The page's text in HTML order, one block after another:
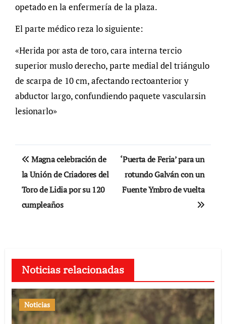
opetado en la enfermería de la plaza.
El parte médico reza lo siguiente:
«Herida por asta de toro, cara interna tercio
superior muslo derecho, parte medial del triángulo
de scarpa de 10 cm, afectando rectoanterior y
abductor largo, confundiendo paquete vascularsin
lesionarlo»
Navegación
de
entradas
Magna celebración de
la Unión de Criadores del
Toro de Lidia por su 120
cumpleaños
‘Puerta de Feria’ para un
rotundo Galván con un
Fuente Ymbro de vuelta
Noticias relacionadas
Noticias